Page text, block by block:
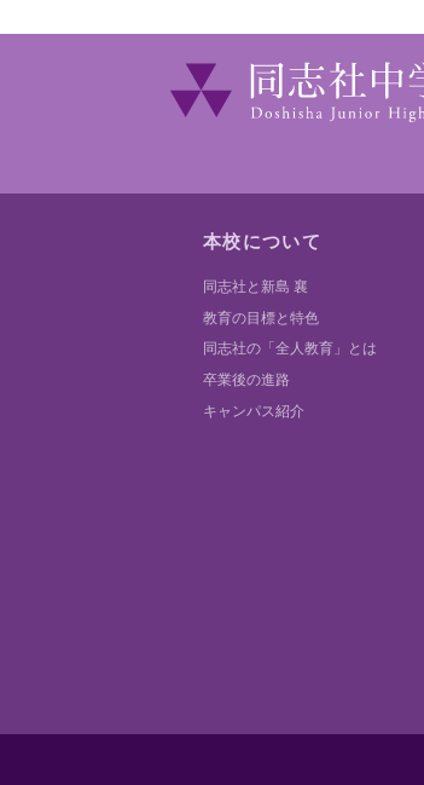
本校について
同志社と新島 襄
教育の目標と特色
同志社の「全人教育」とは
卒業後の進路
キャンパス紹介